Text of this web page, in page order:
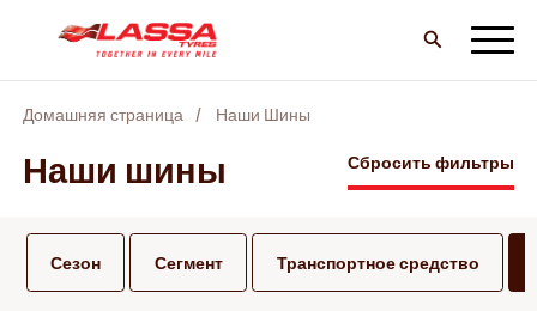
ВCE шины LASSA
Домашняя страница Наши Шины
Наши шины Сбросить фильтры
Сезон Сегмент Транспортное средство